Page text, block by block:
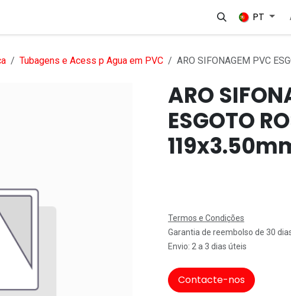
Empregos
PT
Tubagens e Acess p Agua em PVC ARO SIFONAGEM PVC
ARO
ESGOTO
Termos e Condições
Garantia de reembolso de 30
Envio: 2 a 3 dias úteis
Contacte-nos